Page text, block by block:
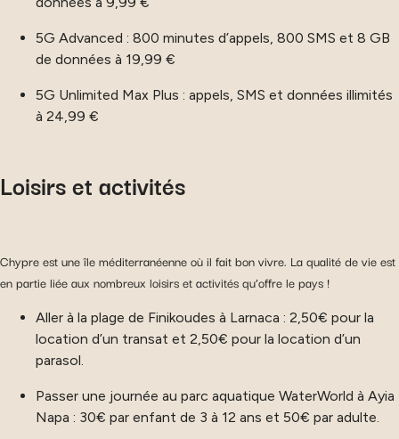
5G Advanced : 800 minutes d’appels, 800 SMS et 8 GB
de données à 19,99 €
5G Unlimited Max Plus : appels, SMS et données illimités
à 24,99 €
Loisirs et activités
Chypre est une île méditerranéenne où il fait bon vivre. La qualité de vie est
en partie liée aux nombreux loisirs et activités qu’offre le pays !
Aller à la plage de Finikoudes à Larnaca : 2,50€ pour la
location d’un transat et 2,50€ pour la location d’un
parasol.
Passer une journée au parc aquatique WaterWorld à Ayia
Napa : 30€ par enfant de 3 à 12 ans et 50€ par adulte.